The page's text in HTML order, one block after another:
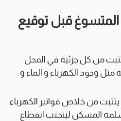
قبل توقيع
من كل جزئية في المحل
مثل وجود الكهرباء و الماء و
من خلاص فواتير الكهرباء
المسكن ليتجنب انقطاع